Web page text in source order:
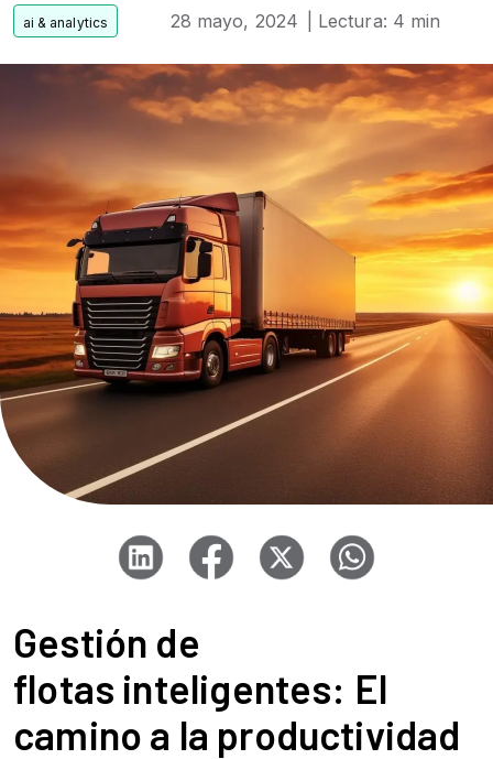
28 mayo, 2024 | Lectura: 4 min
Gestión de
flotas inteligentes: El
camino a la productividad